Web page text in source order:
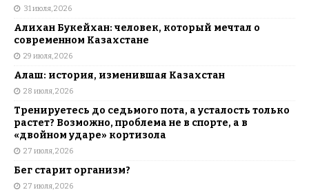
31 июля, 2026
Алихан Букейхан: человек, который мечтал о
современном Казахстане
29 июля, 2026
Алаш: история, изменившая Казахстан
28 июля, 2026
Тренируетесь до седьмого пота, а усталость только
растет? Возможно, проблема не в спорте, а в
«двойном ударе» кортизола
27 июля, 2026
Бег старит организм?
27 июля, 2026